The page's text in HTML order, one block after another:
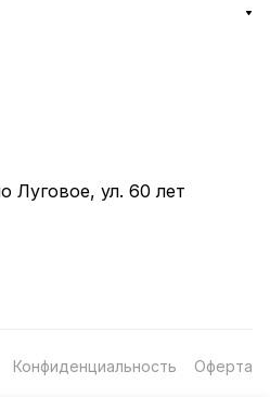
Луговое, ул. 60 лет
Конфиденциальность Оферта